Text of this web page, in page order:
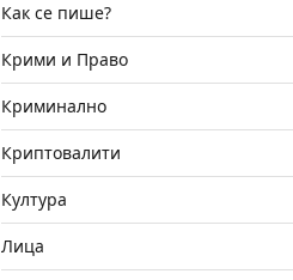
Как се пише?
Крими и Право
Криминално
Криптовалити
Култура
Лица